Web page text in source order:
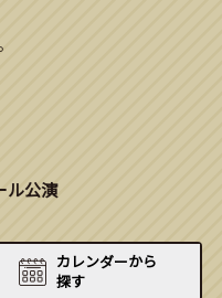
ル公演
カレンダーから
探す